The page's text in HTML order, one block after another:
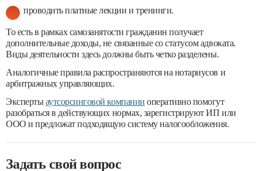
проводить платные лекции и тренинги.
То есть в рамках самозанятости гражданин получает
дополнительные доходы, не связанные со статусом адвоката.
Виды деятельности здесь должны быть четко разделены.
Аналогичные правила распространяются на нотариусов и
арбитражных управляющих.
Экспертыаутсорсинговой компании оперативно помогут
разобраться в действующих нормах, зарегистрируют ИП или
ООО и предложат подходящую систему налогообложения.
Задать свой вопрос